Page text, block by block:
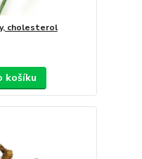
cholesterol
košíku